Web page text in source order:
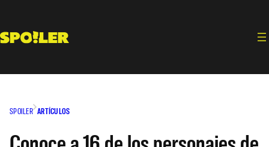
contenido
SPOILER ARTÍCULOS